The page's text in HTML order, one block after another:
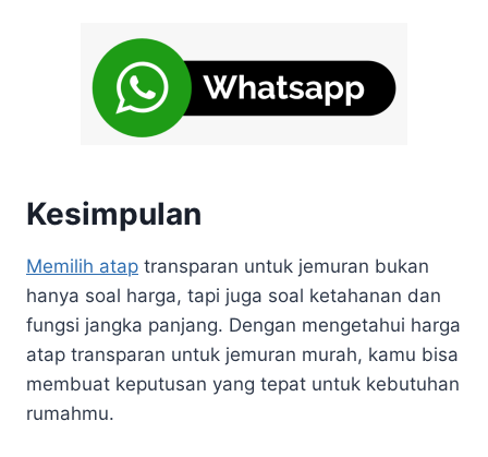
Kesimpulan
Memilih atap transparan untuk jemuran bukan
hanya soal harga, tapi juga soal ketahanan dan
fungsi jangka panjang. Dengan mengetahui harga
atap transparan untuk jemuran murah, kamu bisa
membuat keputusan yang tepat untuk kebutuhan
rumahmu.